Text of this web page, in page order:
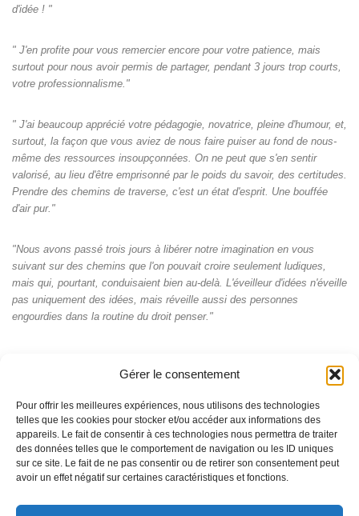
Gérer le consentement
Pour offrir les meilleures expériences, nous utilisons des technologies
telles que les cookies pour stocker et/ou accéder aux informations des
appareils. Le fait de consentir à ces technologies nous permettra de traiter
des données telles que le comportement de navigation ou les ID uniques
sur ce site. Le fait de ne pas consentir ou de retirer son consentement peut
avoir un effet négatif sur certaines caractéristiques et fonctions.
d'idée ! "
" J'en profite pour vous remercier encore pour votre patience, mais
surtout pour nous avoir permis de partager, pendant 3 jours trop courts,
votre professionnalisme."
" J'ai beaucoup apprécié votre pédagogie, novatrice, pleine d'humour, et,
surtout, la façon que vous aviez de nous faire puiser au fond de nous-
même des ressources insoupçonnées. On ne peut que s'en sentir
valorisé, au lieu d'être emprisonné par le poids du savoir, des certitudes.
Prendre des chemins de traverse, c'est un état d'esprit. Une bouffée
d'air pur."
"Nous avons passé trois jours à libérer notre imagination en vous
suivant sur des chemins que l'on pouvait croire seulement ludiques,
mais qui, pourtant, conduisaient bien au-delà. L'éveilleur d'idées n'éveille
pas uniquement des idées, mais réveille aussi des personnes
engourdies dans la routine du droit penser."